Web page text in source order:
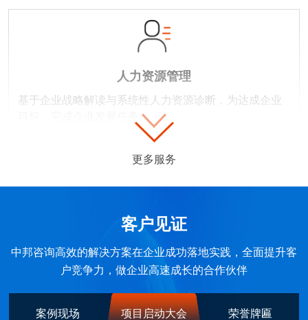
人力资源管理
基于企业战略解读与系统性人力资源诊断，为达成企业
目标、完成企业发展任务...
了解详情 >
更多服务
客户见证
中邦咨询高效的解决方案在企业成功落地实践，全面提升客
户竞争力，做企业高速成长的合作伙伴
案例现场 项目启动大会 荣誉牌匾